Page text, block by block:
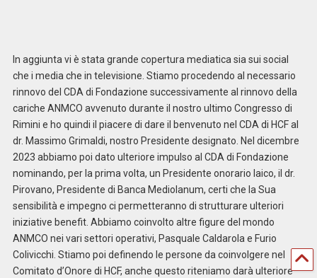
In aggiunta vi è stata grande copertura mediatica sia sui social
che i media che in televisione. Stiamo procedendo al necessario
rinnovo del CDA di Fondazione successivamente al rinnovo della
cariche ANMCO avvenuto durante il nostro ultimo Congresso di
Rimini e ho quindi il piacere di dare il benvenuto nel CDA di HCF al
dr. Massimo Grimaldi, nostro Presidente designato. Nel dicembre
2023 abbiamo poi dato ulteriore impulso al CDA di Fondazione
nominando, per la prima volta, un Presidente onorario laico, il dr.
Pirovano, Presidente di Banca Mediolanum, certi che la Sua
sensibilità e impegno ci permetteranno di strutturare ulteriori
iniziative benefit. Abbiamo coinvolto altre figure del mondo
ANMCO nei vari settori operativi, Pasquale Caldarola e Furio
Colivicchi. Stiamo poi definendo le persone da coinvolgere nel
Comitato d’Onore di HCF, anche questo riteniamo darà ulteriore